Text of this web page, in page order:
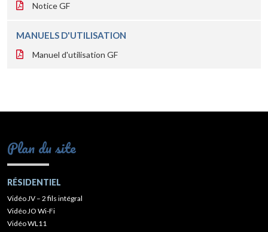
Notice GF
MANUELS D'UTILISATION
Manuel d'utilisation GF
Plan du site
RÉSIDENTIEL
Vidéo JV – 2 fils intégral
Vidéo JO Wi-Fi
Vidéo WL11